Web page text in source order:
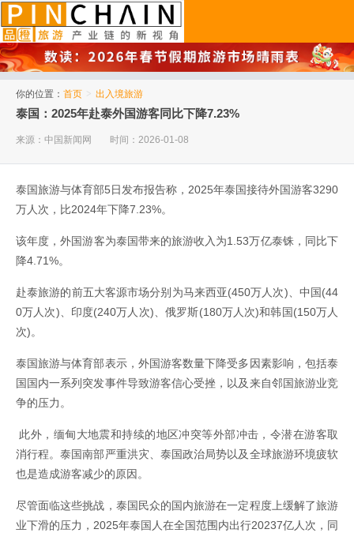
你的位置： 首页 > 出入境旅游
泰国：2025年赴泰外国游客同比下降7.23%
来源：中国新闻网 时间：2026-01-08
泰国旅游与体育部5日发布报告称，2025年泰国接待外国游客3290
万人次，比2024年下降7.23%。
该年度，外国游客为泰国带来的旅游收入为1.53万亿泰铢，同比下
降4.71%。
赴泰旅游的前五大客源市场分别为马来西亚(450万人次)、中国(44
0万人次)、印度(240万人次)、俄罗斯(180万人次)和韩国(150万人
次)。
泰国旅游与体育部表示，外国游客数量下降受多因素影响，包括泰
国国内一系列突发事件导致游客信心受挫，以及来自邻国旅游业竞
争的压力。
此外，缅甸大地震和持续的地区冲突等外部冲击，令潜在游客取
消行程。泰国南部严重洪灾、泰国政治局势以及全球旅游环境疲软
也是造成游客减少的原因。
尽管面临这些挑战，泰国民众的国内旅游在一定程度上缓解了旅游
业下滑的压力，2025年泰国人在全国范围内出行20237亿人次，同